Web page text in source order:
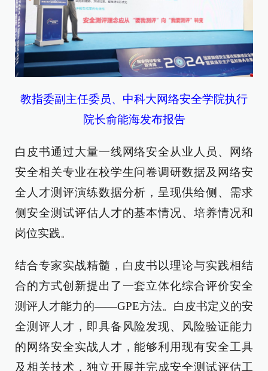
教指委副主任委员、中科大网络安全学院执行
院长俞能海发布报告
白皮书通过大量一线网络安全从业人员、网络
安全相关专业在校学生问卷调研数据及网络安
全人才测评演练数据分析，呈现供给侧、需求
侧安全测试评估人才的基本情况、培养情况和
岗位实践。
结合专家实战精髓，白皮书以理论与实践相结
合的方式创新提出了一套立体化综合评价安全
测评人才能力的——GPE方法。白皮书定义的安
全测评人才，即具备风险发现、风险验证能力
的网络安全实战人才，能够利用现有安全工具
及相关技术，独立开展并完成安全测试评估工